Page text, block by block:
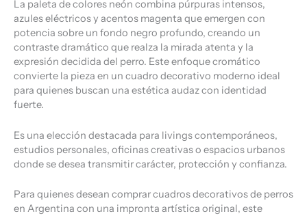
La paleta de colores neón combina púrpuras intensos,
azules eléctricos y acentos magenta que emergen con
potencia sobre un fondo negro profundo, creando un
contraste dramático que realza la mirada atenta y la
expresión decidida del perro. Este enfoque cromático
convierte la pieza en un cuadro decorativo moderno ideal
para quienes buscan una estética audaz con identidad
fuerte.
Es una elección destacada para livings contemporáneos,
estudios personales, oficinas creativas o espacios urbanos
donde se desea transmitir carácter, protección y confianza.
Para quienes desean comprar cuadros decorativos de perros
en Argentina con una impronta artística original, este